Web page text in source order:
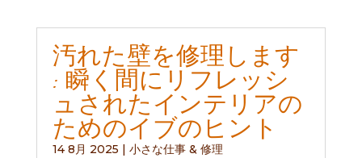
汚れた壁を修理します
: 瞬く間にリフレッシ
ュされたインテリアの
ためのイブのヒント
14 8月 2025
小さな仕事 & 修理